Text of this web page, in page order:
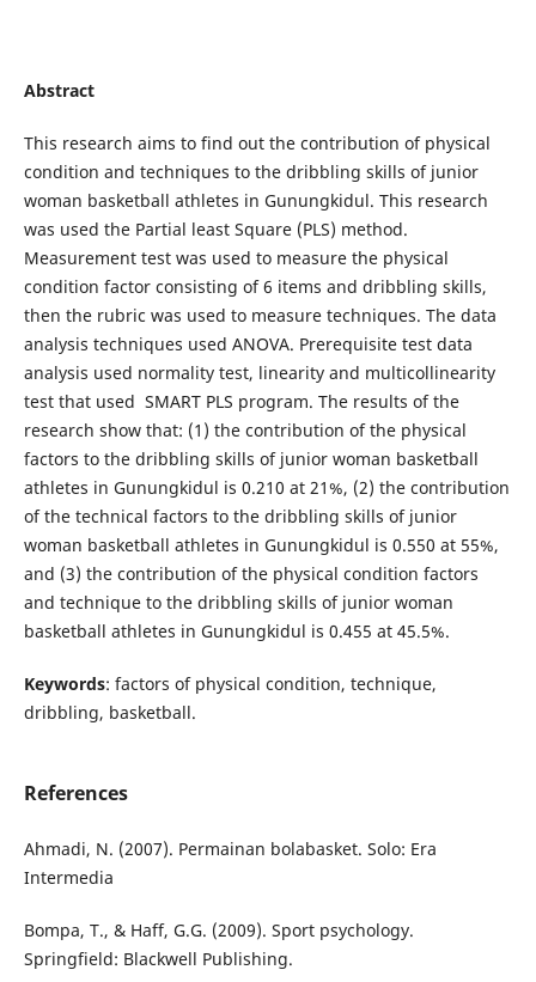
Abstract
This research aims to find out the contribution of physical
condition and techniques to the dribbling skills of junior
woman basketball athletes in Gunungkidul. This research
was used the Partial least Square (PLS) method.
Measurement test was used to measure the physical
condition factor consisting of 6 items and dribbling skills,
then the rubric was used to measure techniques. The data
analysis techniques used ANOVA. Prerequisite test data
analysis used normality test, linearity and multicollinearity
test that used SMART PLS program. The results of the
research show that: (1) the contribution of the physical
factors to the dribbling skills of junior woman basketball
athletes in Gunungkidul is 0.210 at 21%, (2) the contribution
of the technical factors to the dribbling skills of junior
woman basketball athletes in Gunungkidul is 0.550 at 55%,
and (3) the contribution of the physical condition factors
and technique to the dribbling skills of junior woman
basketball athletes in Gunungkidul is 0.455 at 45.5%.
Keywords: factors of physical condition, technique,
dribbling, basketball.
References
Ahmadi, N. (2007). Permainan bolabasket. Solo: Era
Intermedia
Bompa, T., & Haff, G.G. (2009). Sport psychology.
Springfield: Blackwell Publishing.